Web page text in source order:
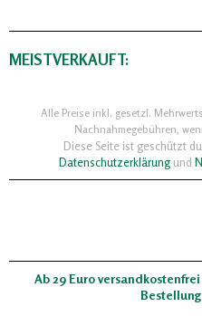
MEISTVERKAUFT:
Alle Preise inkl. gesetzl.
Nachnahmegebühren,
Diese Seite ist geschützt
Datenschutzerklärungund
Ab 29 Euro versandkostenfrei
Bestellung